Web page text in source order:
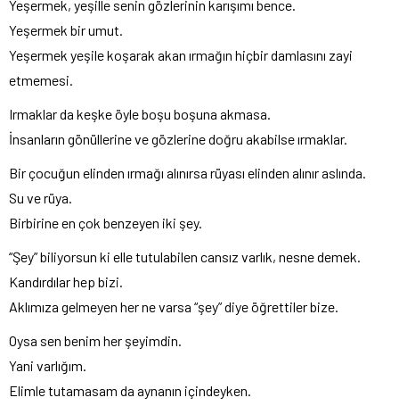
Yeşermek, yeşille senin gözlerinin karışımı bence.
Yeşermek bir umut.
Yeşermek yeşile koşarak akan ırmağın hiçbir damlasını zayi
etmemesi.
Irmaklar da keşke öyle boşu boşuna akmasa.
İnsanların gönüllerine ve gözlerine doğru akabilse ırmaklar.
Bir çocuğun elinden ırmağı alınırsa rüyası elinden alınır aslında.
Su ve rüya.
Birbirine en çok benzeyen iki şey.
“Şey” biliyorsun ki elle tutulabilen cansız varlık, nesne demek.
Kandırdılar hep bizi.
Aklımıza gelmeyen her ne varsa “şey” diye öğrettiler bize.
Oysa sen benim her şeyimdin.
Yani varlığım.
Elimle tutamasam da aynanın içindeyken.